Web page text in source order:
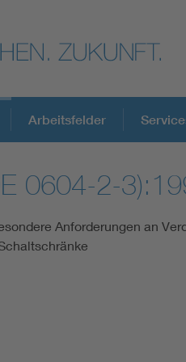
DKE
Blitzschutz: DIN EN
Arbeitsfelder
0604-2-
Anforderungen an